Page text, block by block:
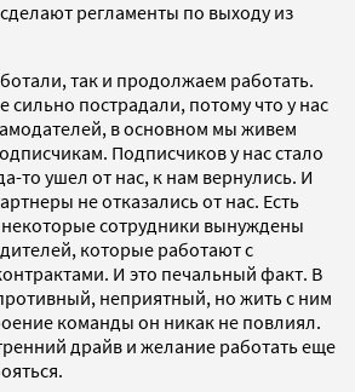
регламенты по выходу из
так и продолжаем работать.
пострадали, потому что у нас
в основном мы живем
Подписчиков у нас стало
то ушел от нас, к нам вернулись. И
не отказались от нас. Есть
сотрудники вынуждены
которые работают с
И это печальный факт. В
неприятный, но жить с ним
команды он никак не повлиял.
драйв и желание работать еще